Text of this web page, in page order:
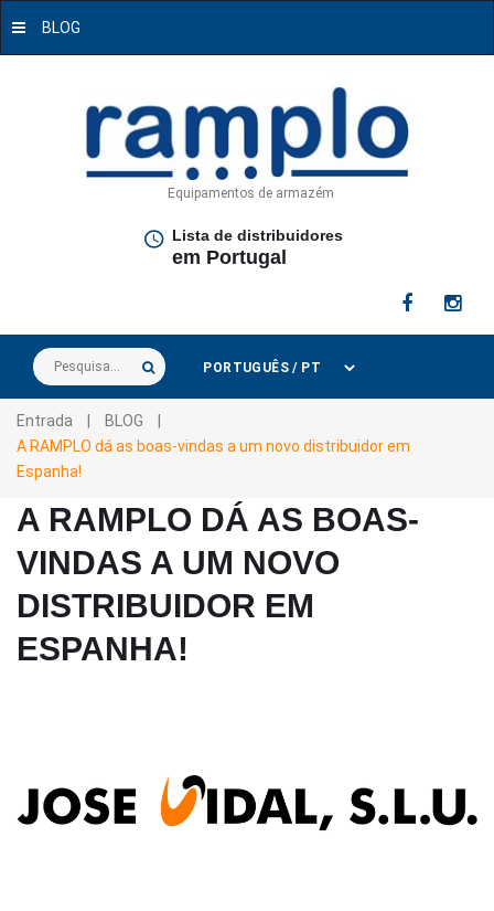
Equipamentos de armazém
Lista de distribuidores
em Portugal
BLOG
Pesquisa...
Entrada BLOG
A RAMPLO dá as boas-vindas a um novo distribuidor em
Espanha!
A RAMPLO DÁ AS BOAS-
VINDAS A UM NOVO
DISTRIBUIDOR EM
ESPANHA!